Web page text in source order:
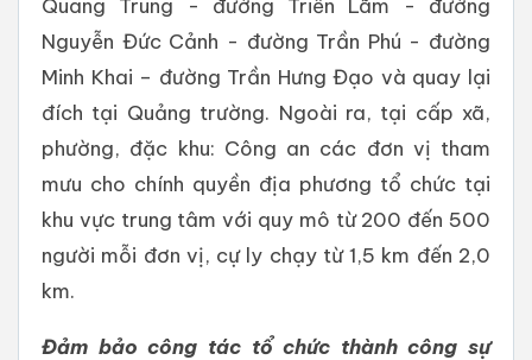
Nguyễn Đức Cảnh - đường Trần Phú - đường
Minh Khai – đường Trần Hưng Đạo và quay lại
đích tại Quảng trường. Ngoài ra, tại cấp xã,
phường, đặc khu: Công an các đơn vị tham
mưu cho chính quyền địa phương tổ chức tại
khu vực trung tâm với quy mô từ 200 đến 500
người mỗi đơn vị, cự ly chạy từ 1,5 km đến 2,0
km.
Đảm bảo công tác tổ chức thành công sự